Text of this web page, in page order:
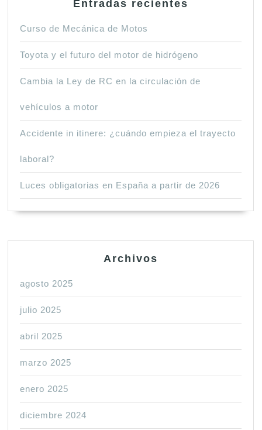
Entradas recientes
Curso de Mecánica de Motos
Toyota y el futuro del motor de hidrógeno
Cambia la Ley de RC en la circulación de
vehículos a motor
Accidente in itinere: ¿cuándo empieza el trayecto
laboral?
Luces obligatorias en España a partir de 2026
Archivos
agosto 2025
julio 2025
abril 2025
marzo 2025
enero 2025
diciembre 2024